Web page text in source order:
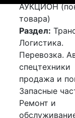
АУКЦИОН
товара)
Раздел:
Логистика.
Перевозка.
спецтехники
продажа и
Запасные
Ремонт и